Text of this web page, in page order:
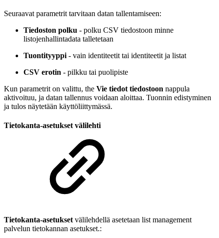
Seuraavat parametrit tarvitaan datan tallentamiseen:
Tiedoston polku - polku CSV tiedostoon minne
listojenhallintadata talletetaan
Tuontityyppi - vain identiteetit tai identiteetit ja listat
CSV erotin - pilkku tai puolipiste
Kun parametrit on valittu, the Vie tiedot tiedostoon nappula
aktivoituu, ja datan tallennus voidaan aloittaa. Tuonnin edistyminen
ja tulos näytetään käyttöliittymässä.
Tietokanta-asetukset välilehti
Tietokanta-asetukset välilehdellä asetetaan list management
palvelun tietokannan asetukset.: